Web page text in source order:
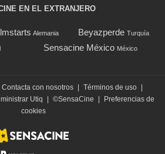
EN EL EXTRANJERO
Alemania Beyazperde Turquía
Sensacine México México
Contacta con nosotros Términos de uso
Utiq ©SensaCine
Preferencias de
cookies